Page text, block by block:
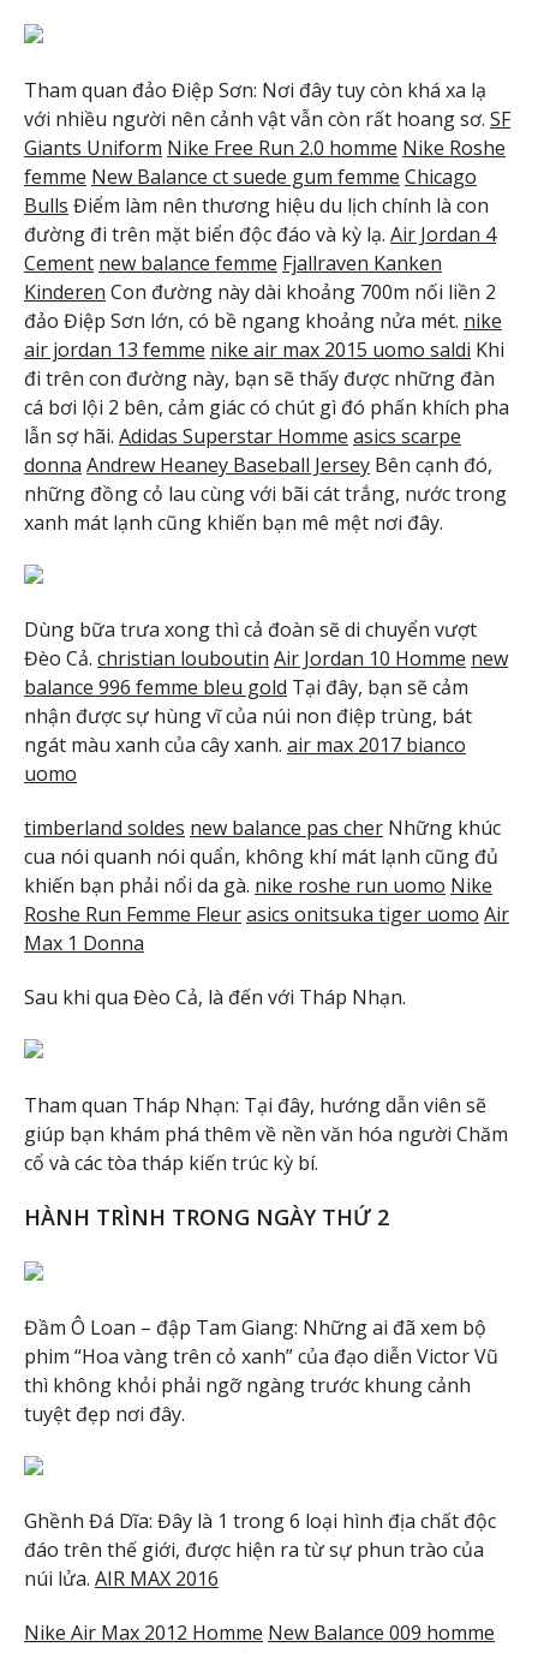
Tham quan đảo Điệp Sơn: Nơi đây tuy còn khá xa lạ
với nhiều người nên cảnh vật vẫn còn rất hoang sơ. SF
Giants Uniform Nike Free Run 2.0 homme Nike Roshe
femme New Balance ct suede gum femme Chicago
Bulls Điểm làm nên thương hiệu du lịch chính là con
đường đi trên mặt biển độc đáo và kỳ lạ. Air Jordan 4
Cement new balance femme Fjallraven Kanken
Kinderen Con đường này dài khoảng 700m nối liền 2
đảo Điệp Sơn lớn, có bề ngang khoảng nửa mét. nike
air jordan 13 femme nike air max 2015 uomo saldi Khi
đi trên con đường này, bạn sẽ thấy được những đàn
cá bơi lội 2 bên, cảm giác có chút gì đó phấn khích pha
lẫn sợ hãi. Adidas Superstar Homme asics scarpe
donna Andrew Heaney Baseball Jersey Bên cạnh đó,
những đồng cỏ lau cùng với bãi cát trắng, nước trong
xanh mát lạnh cũng khiến bạn mê mệt nơi đây.
Dùng bữa trưa xong thì cả đoàn sẽ di chuyển vượt
Đèo Cả. christian louboutin Air Jordan 10 Homme new
balance 996 femme bleu gold Tại đây, bạn sẽ cảm
nhận được sự hùng vĩ của núi non điệp trùng, bát
ngát màu xanh của cây xanh. air max 2017 bianco
uomo
timberland soldes new balance pas cher Những khúc
cua nói quanh nói quẩn, không khí mát lạnh cũng đủ
khiến bạn phải nổi da gà. nike roshe run uomo Nike
Roshe Run Femme Fleurasics onitsuka tiger uomo Air
Max 1 Donna
Sau khi qua Đèo Cả, là đến với Tháp Nhạn.
Tham quan Tháp Nhạn: Tại đây, hướng dẫn viên sẽ
giúp bạn khám phá thêm về nền văn hóa người Chăm
cổ và các tòa tháp kiến trúc kỳ bí.
HÀNH TRÌNH TRONG NGÀY THỨ 2
Đầm Ô Loan – đập Tam Giang: Những ai đã xem bộ
phim “Hoa vàng trên cỏ xanh” của đạo diễn Victor Vũ
thì không khỏi phải ngỡ ngàng trước khung cảnh
tuyệt đẹp nơi đây.
Ghềnh Đá Dĩa: Đây là 1 trong 6 loại hình địa chất độc
đáo trên thế giới, được hiện ra từ sự phun trào của
núi lửa. AIR MAX 2016
Nike Air Max 2012 Homme New Balance 009 homme